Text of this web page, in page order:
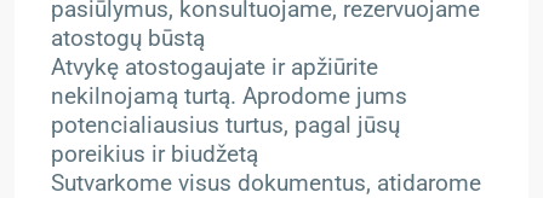
pasiūlymus, konsultuojame, rezervuojame
atostogų būstą
Atvykę atostogaujate ir apžiūrite
nekilnojamą turtą. Aprodome jums
potencialiausius turtus, pagal jūsų
poreikius ir biudžetą
Sutvarkome visus dokumentus, atidarome